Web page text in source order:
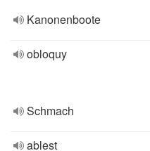
Kanonenboote
obloquy
Schmach
ablest